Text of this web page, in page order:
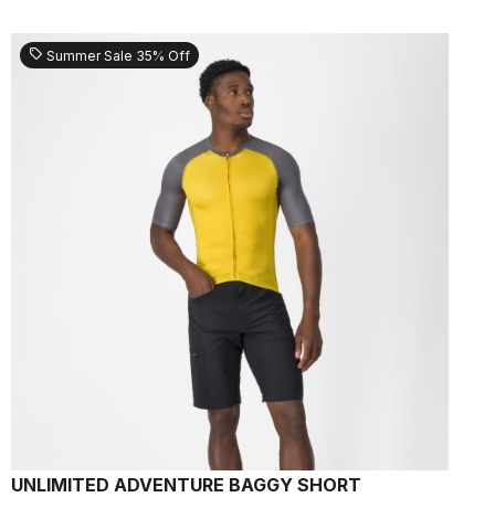
sell Summer Sale 35% Off
UNLIMITED ADVENTURE BAGGY SHORT